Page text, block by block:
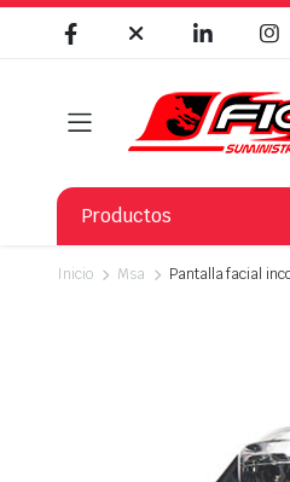
Productos
Inicio Msa Pantalla facial